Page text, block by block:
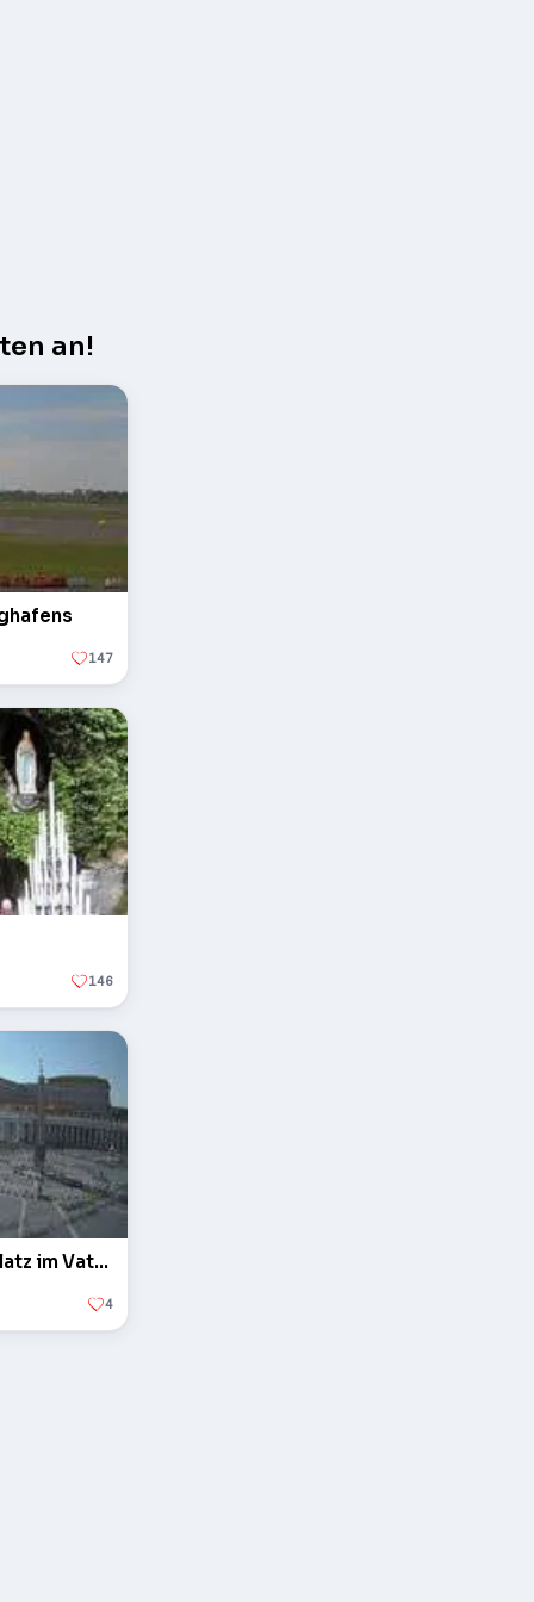
an!
147
146
Der Obelisk auf dem Petersplatz im Vatikan
4